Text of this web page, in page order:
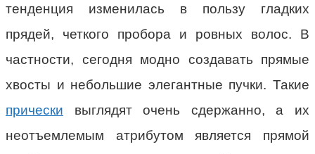
тенденция изменилась в пользу гладких
прядей, четкого пробора и ровных волос. В
частности, сегодня модно создавать прямые
хвосты и небольшие элегантные пучки. Такие
прически выглядят очень сдержанно, а их
неотъемлемым атрибутом является прямой